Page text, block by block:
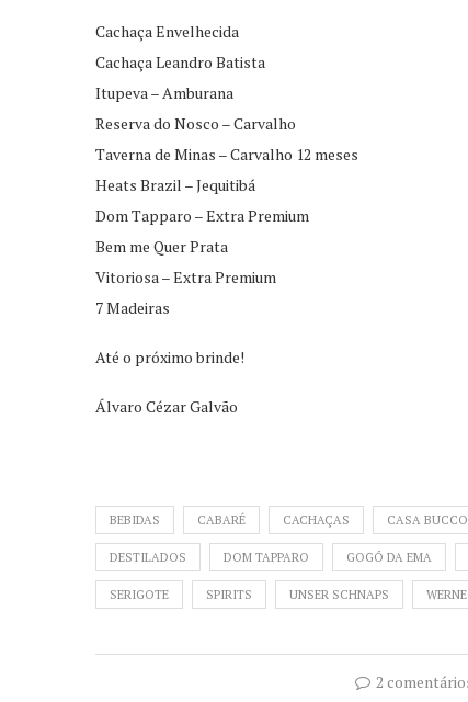
Cachaça Envelhecida
Cachaça Leandro Batista
Itupeva – Amburana
Reserva do Nosco – Carvalho
Taverna de Minas – Carvalho 12 meses
Heats Brazil – Jequitibá
Dom Tapparo – Extra Premium
Bem me Quer Prata
Vitoriosa – Extra Premium
7 Madeiras
Até o próximo brinde!
Álvaro Cézar Galvão
BEBIDAS CABARÉ CACHAÇAS CASA BUCCO
DESTILADOS DOM TAPPARO GOGÓ DA EMA
SERIGOTE SPIRITS UNSER SCHNAPS
2